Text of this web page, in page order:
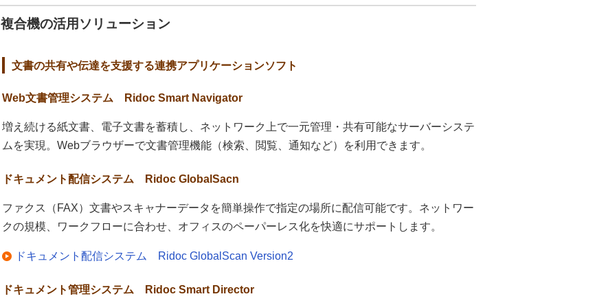
複合機の活用ソリューション
文書の共有や伝達を支援する連携アプリケーションソフト
Web文書管理システム Ridoc Smart Navigator
増え続ける紙文書、電子文書を蓄積し、ネットワーク上で一元管理・共有可能なサーバーシステ
ムを実現。Webブラウザーで文書管理機能（検索、閲覧、通知など）を利用できます。
ドキュメント配信システム Ridoc GlobalSacn
ファクス（FAX）文書やスキャナーデータを簡単操作で指定の場所に配信可能です。ネットワー
クの規模、ワークフローに合わせ、オフィスのペーパーレス化を快適にサポートします。
ドキュメント配信システム Ridoc GlobalScan Version2
ドキュメント管理システム Ridoc Smart Director